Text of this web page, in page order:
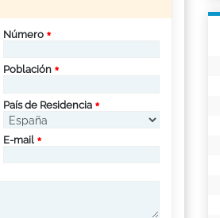
Número
Población
País de Residencia
E-mail